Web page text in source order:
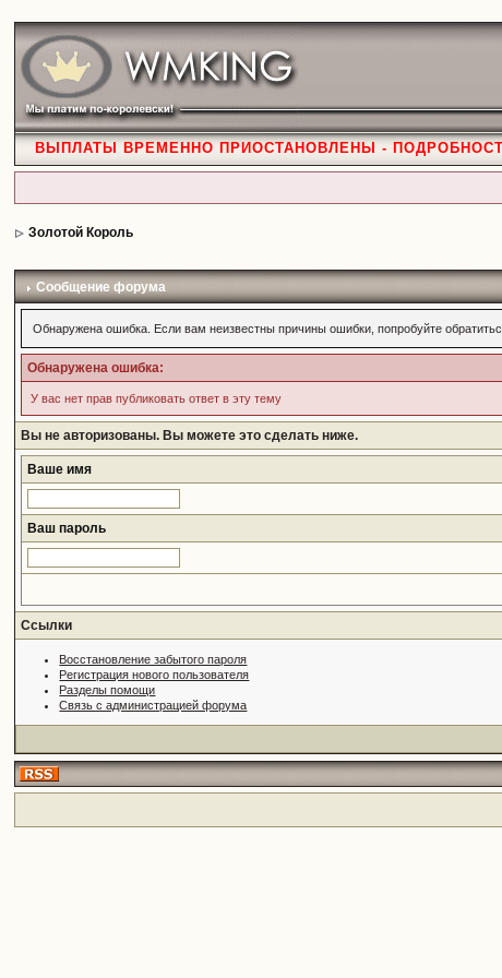
ВЫПЛАТЫ ВРЕМЕННО ПРИОСТАНОВЛЕНЫ -
Золотой Король
Сообщение форума
Обнаружена ошибка. Если вам неизвестны причины ошибки, попробуйте
Обнаружена ошибка:
У вас нет прав публиковать ответ в эту тему
Вы не авторизованы. Вы можете это сделать ниже.
Ваше имя
Ваш пароль
Ссылки
Восстановление забытого пароля
Регистрация нового пользователя
Разделы помощи
Связь с администрацией форума